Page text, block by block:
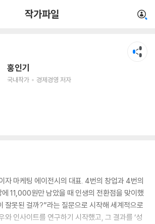
작가파일
홍인기
국내작가 경제경영 저자
제경영 저자
자 마케팅 에이전시의 대표. 4번의 창업과 4번의
11,000원만 남았을 때 인생의 전환점을 맞이했
잘못된 걸까?”라는 질문으로 시작해 세계적으로
와 인사이트를 연구하기 시작했고, 그 결과를 ‘성